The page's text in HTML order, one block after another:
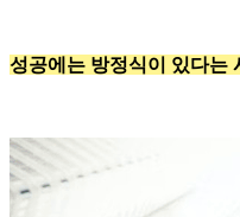
성공에는 방정식이 있다는